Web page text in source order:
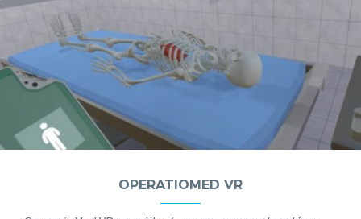
OPERATIOMED VR